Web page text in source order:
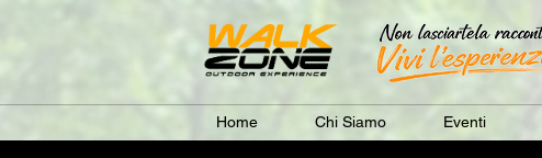
Home Chi Siamo Eventi